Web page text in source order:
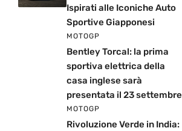
Ispirati alle Iconiche Auto
Sportive Giapponesi
MOTOGP
Bentley Torcal: la prima
sportiva elettrica della
casa inglese sarà
presentata il 23 settembre
MOTOGP
Rivoluzione Verde in India: